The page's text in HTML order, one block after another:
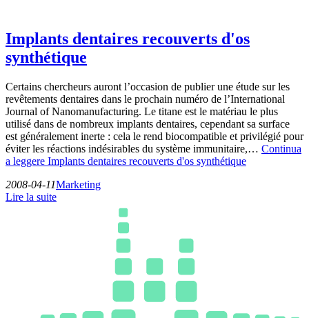
Implants dentaires recouverts d'os
synthétique
Certains chercheurs auront l’occasion de publier une étude sur les
revêtements dentaires dans le prochain numéro de l’International
Journal of Nanomanufacturing. Le titane est le matériau le plus
utilisé dans de nombreux implants dentaires, cependant sa surface
est généralement inerte : cela le rend biocompatible et privilégié pour
éviter les réactions indésirables du système immunitaire,… Continua
a leggere Implants dentaires recouverts d'os synthétique
2008-04-11Marketing
Lire la suite